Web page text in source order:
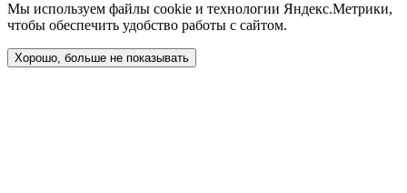
Мы используем файлы cookie и технологии Яндекс.Метрики,
чтобы обеспечить удобство работы с сайтом.
Хорошо, больше не показывать